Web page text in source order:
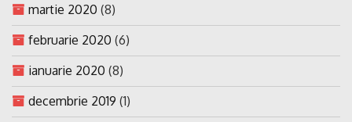
martie 2020 (8)
februarie 2020 (6)
ianuarie 2020 (8)
decembrie 2019 (1)